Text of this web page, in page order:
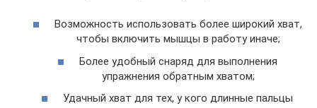
Возможность использовать более широкий хват,
чтобы включить мышцы в работу иначе;
Более удобный снаряд для выполнения
упражнения обратным хватом;
Удачный хват для тех, у кого длинные пальцы